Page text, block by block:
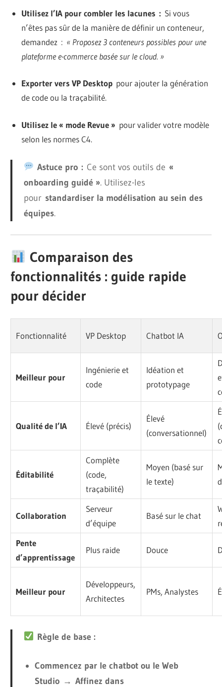
Utilisez l’IA pour combler les lacunes : Si vous
n’êtes pas sûr de la manière de définir un conteneur,
demandez : « Proposez 3 conteneurs possibles pour une
plateforme e-commerce basée sur le cloud. »
Exporter vers VP Desktoppour ajouter la génération
de code ou la traçabilité.
Utilisez le « mode Revue » pour valider votre modèle
selon les normes C4.
Astuce pro : Ce sont vos outils de «
onboarding guidé ». Utilisez-les
pour standardiser la modélisation au sein des
équipes.
Comparaison des
fonctionnalités : guide rapide
pour décider
Fonctionnalité VP Desktop Chatbot IA
Meilleur pour
Ingénierie et
code
Idéation et
prototypage
Qualité de l’IA Élevé (précis)
Élevé
(conversationnel)
Éditabilité
Complète
(code,
traçabilité)
Moyen (basé sur
le texte)
Collaboration
Serveur
d’équipe
Basé sur le chat
Pente
d’apprentissage
Plus raide Douce
Meilleur pour
Développeurs,
Architectes
PMs, Analystes
Règle de base :
Commencez par le chatbot ou le Web
Studio →Affinez dans